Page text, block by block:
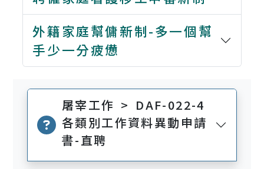
外籍家庭幫傭新制-多一個幫
手少一分疲憊
屠宰工作 > DAF-022-4
各類別工作資料異動申請
書-直聘